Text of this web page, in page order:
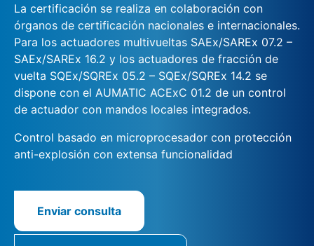
La certificación se realiza en colaboración con
órganos de certificación nacionales e internacionales.
Para los actuadores multivueltas SAEx/SAREx 07.2 –
SAEx/SAREx 16.2 y los actuadores de fracción de
vuelta SQEx/SQREx 05.2 – SQEx/SQREx 14.2 se
dispone con el AUMATIC ACExC 01.2 de un control
de actuador con mandos locales integrados.
Control basado en microprocesador con protección
anti-explosión con extensa funcionalidad
Enviar consulta